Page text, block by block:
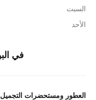
السبت
الأحد
في
العطور ومستحضرات التجميل